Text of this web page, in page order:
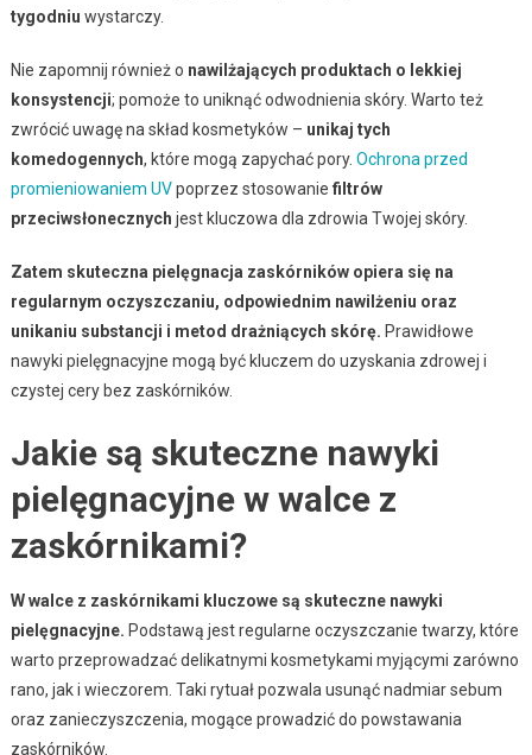
tygodniu wystarczy.
Nie zapomnij również o nawilżających produktach o lekkiej
konsystencji; pomoże to uniknąć odwodnienia skóry. Warto też
zwrócić uwagę na skład kosmetyków – unikaj tych
komedogennych, które mogą zapychać pory. Ochrona przed
promieniowaniem UVpoprzez stosowanie filtrów
przeciwsłonecznych jest kluczowa dla zdrowia Twojej skóry.
Zatem skuteczna pielęgnacja zaskórników opiera się na
regularnym oczyszczaniu, odpowiednim nawilżeniu oraz
unikaniu substancji i metod drażniących skórę. Prawidłowe
nawyki pielęgnacyjne mogą być kluczem do uzyskania zdrowej i
czystej cery bez zaskórników.
Jakie są skuteczne nawyki
pielęgnacyjne w walce z
zaskórnikami?
W walce z zaskórnikami kluczowe są skuteczne nawyki
pielęgnacyjne. Podstawą jest regularne oczyszczanie twarzy, które
warto przeprowadzać delikatnymi kosmetykami myjącymi zarówno
rano, jak i wieczorem. Taki rytuał pozwala usunąć nadmiar sebum
oraz zanieczyszczenia, mogące prowadzić do powstawania
zaskórników.